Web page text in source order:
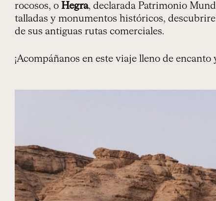
rocosos, o Hegra, declarada Patrimonio
talladas y monumentos históricos,
de sus antiguas rutas comerciales.
¡Acompáñanos en este viaje lleno de